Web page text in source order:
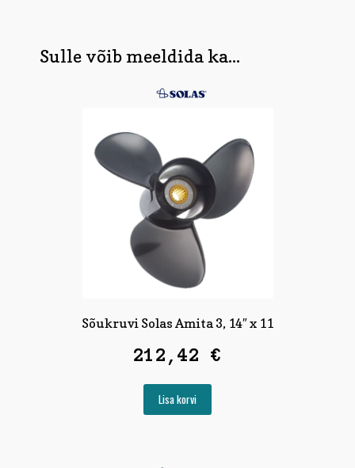
Sulle võib meeldida ka...
Sõukruvi Solas Amita 3, 14″ x 11
212,42 €
Lisa korvi